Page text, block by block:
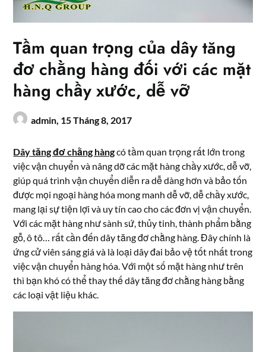
Tầm quan trọng của dây tăng
đơ chằng hàng đối với các mặt
hàng chầy xước, dễ vỡ
admin, 15 Tháng 8, 2017
Dây tăng đơ chằng hàngcó tầm quan trọng rất lớn trong
việc vận chuyển và nâng dỡ các mặt hàng chầy xước, dễ vỡ,
giúp quá trình vận chuyển diễn ra dễ dàng hơn và bảo tốn
được mọi ngoại hàng hóa mong manh dễ vỡ, dễ chầy xước,
mang lại sự tiện lợi và uy tín cao cho các đơn vị vận chuyển.
Với các mặt hàng như sành sứ, thủy tinh, thành phẩm bằng
gỗ, ô tô… rất cần đến dây tăng đơ chằng hàng. Đây chính là
ứng cử viên sáng giá và là loại dây đai bảo vệ tốt nhất trong
việc vận chuyển hàng hóa. Với một số mặt hàng như trên
thì bạn khó có thể thay thế dây tăng đơ chằng hàng bằng
các loại vật liệu khác.